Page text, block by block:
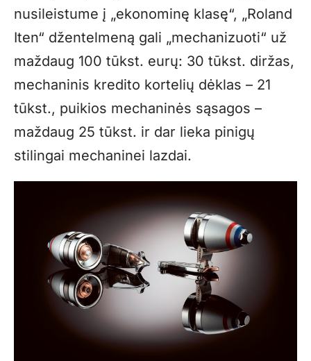
nusileistume į „ekonominę klasę“, „Roland
Iten“ džentelmeną gali „mechanizuoti“ už
maždaug 100 tūkst. eurų: 30 tūkst. diržas,
mechaninis kredito kortelių dėklas – 21
tūkst., puikios mechaninės sąsagos –
maždaug 25 tūkst. ir dar lieka pinigų
stilingai mechaninei lazdai.